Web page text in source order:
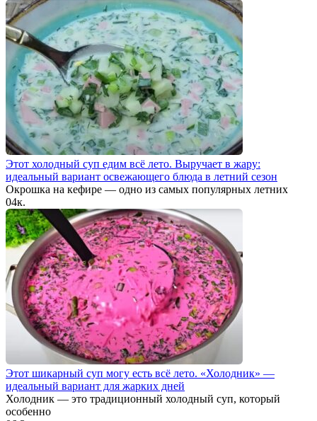
Этот холодный суп едим всё лето. Выручает в жару:
идеальный вариант освежающего блюда в летний сезон
Окрошка на кефире — одно из самых популярных летних
04к.
Этот шикарный суп могу есть всё лето. «Холодник» —
идеальный вариант для жарких дней
Холодник — это традиционный холодный суп, который
особенно